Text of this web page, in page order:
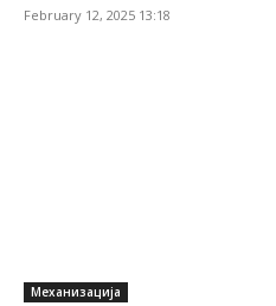
February 12, 2025 13:18
Механизација